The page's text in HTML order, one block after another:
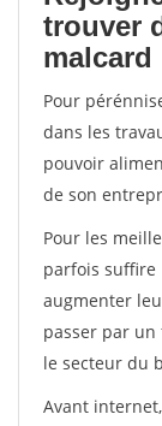
trouver
malcard
Pour
dans les
pouvoir
de son
Pour les
parfois suffire
augmenter
passer par
le secteur du
Avant